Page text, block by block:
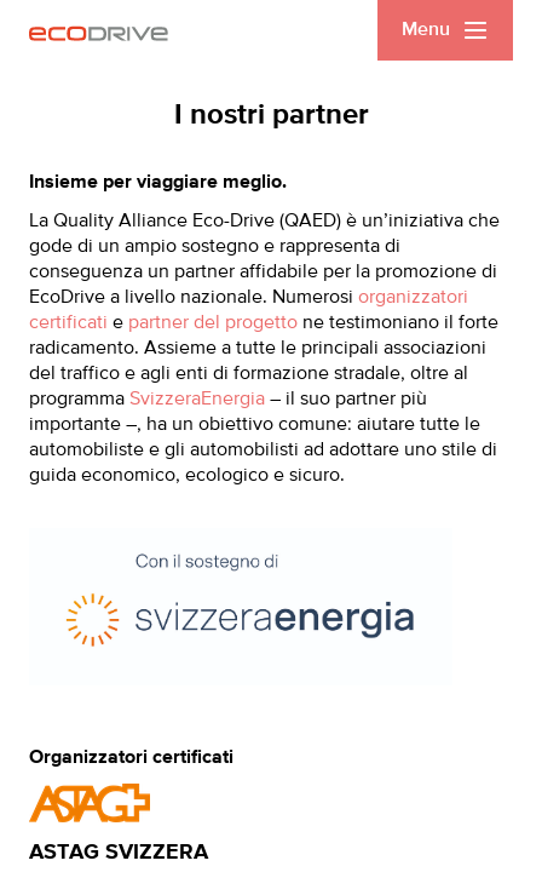
Menu
I nostri partner
Insieme per viaggiare meglio.
La Quality Alliance Eco-Drive (QAED) è un’iniziativa che
gode di un ampio sostegno e rappresenta di
conseguenza un partner affidabile per la promozione di
EcoDrive a livello nazionale. Numerosi organizzatori
certificati e partner del progetto ne testimoniano il forte
radicamento. Assieme a tutte le principali associazioni
del traffico e agli enti di formazione stradale, oltre al
programma SvizzeraEnergia – il suo partner più
importante –, ha un obiettivo comune: aiutare tutte le
automobiliste e gli automobilisti ad adottare uno stile di
guida economico, ecologico e sicuro.
Organizzatori certificati
ASTAG SVIZZERA